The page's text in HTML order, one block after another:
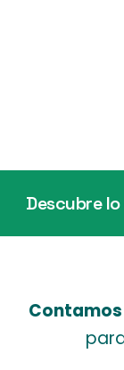
Descubre